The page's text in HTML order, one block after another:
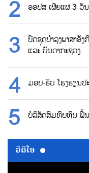
ອອປສ ເຜີຍແຜ່ 3 ວັ
ປິດຊຸດບຳລຸງພາສາອັ
ແລະ ບັນດາກະຊວງ
ມອບ-ຮັບ ໂຮງຮຽນປ
ບໍລິສັດສົມທົບທຶນ ຟື້ນ
ວີດີໂອ